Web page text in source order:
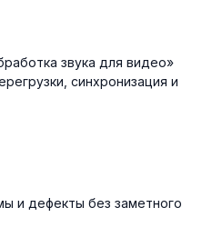
звука для видео»
синхронизация и
и дефекты без заметного